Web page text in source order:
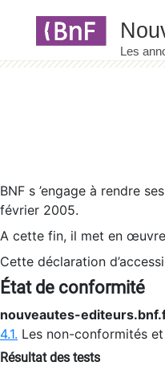
BNF s ’engage à rendre
février 2005.
A cette fin, il met en
Cette déclaration
État de conformité
nouveautes-
4.1. Les non-conformités
Résultat des tests